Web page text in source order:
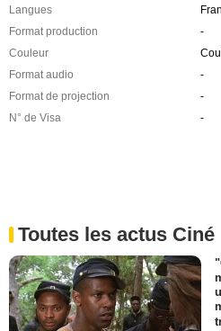
Langues
Format production
-
Couleur
Format audio
-
Format de projection
-
N° de Visa
-
Toutes les actus Ciné